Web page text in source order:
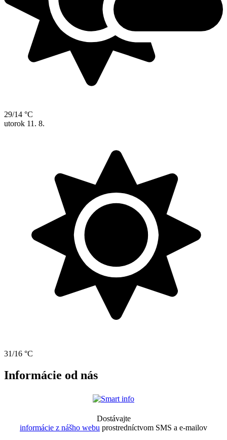
29/14 °C
utorok 11. 8.
31/16 °C
Informácie od nás
Dostávajte
informácie z nášho webu prostredníctvom SMS a e-mailov